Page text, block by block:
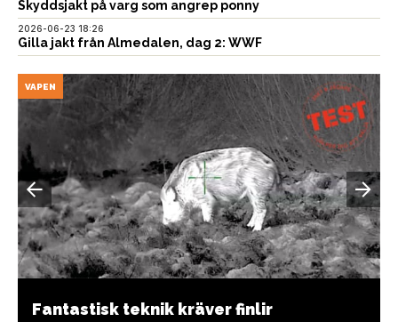
Skyddsjakt på varg som angrep ponny
2026-06-23 18:26
Gilla jakt från Almedalen, dag 2: WWF
VAPEN
Fantastisk teknik kräver finlir